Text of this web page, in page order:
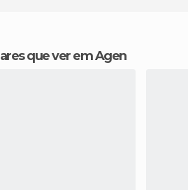
que ver em Agen